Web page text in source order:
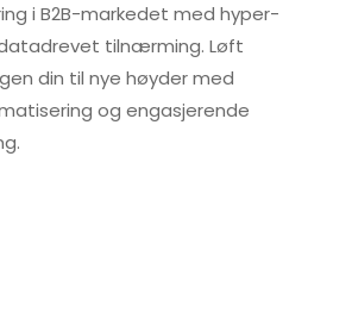
i B2B-markedet med hyper-
tilnærming. Løft
din til nye høyder med
og engasjerende